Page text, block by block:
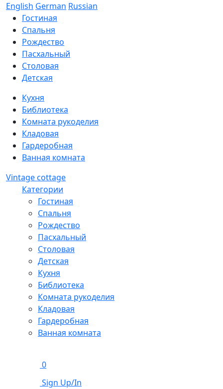
English German Russian
Гостиная
Спальня
Рождество
Пасхальный
Столовая
Детская
Кухня
Библиотека
Комната рукоделия
Кладовая
Гардеробная
Ванная комната
Vintage cottage
Категории
Гостиная
Спальня
Рождество
Пасхальный
Столовая
Детская
Кухня
Библиотека
Комната рукоделия
Кладовая
Гардеробная
Ванная комната
0
Sign Up/In